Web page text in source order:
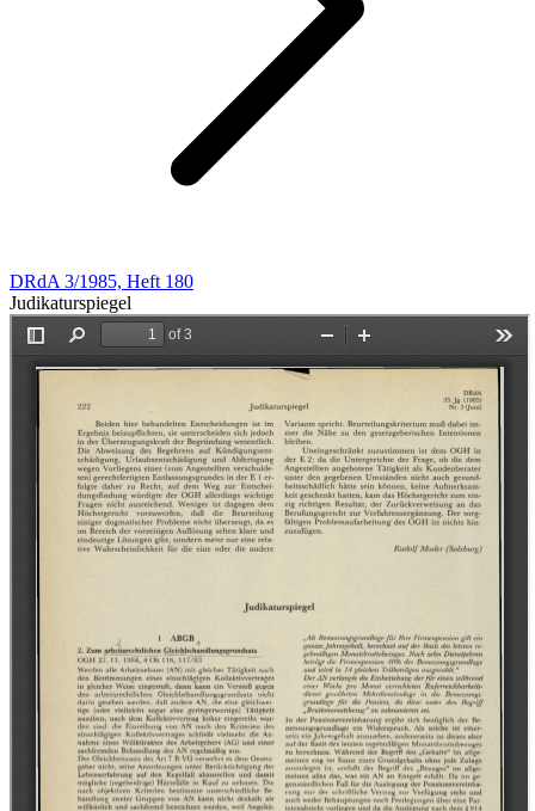
DRdA 3/1985, Heft 180
Judikaturspiegel